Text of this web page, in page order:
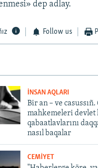
dep adlay.
Follow us
İNSAN AQLARI
Bir an – ve casussıñ.
mahkemeleri devlet
qabaatlavlarını
nasıl baqalar
CEMİYET